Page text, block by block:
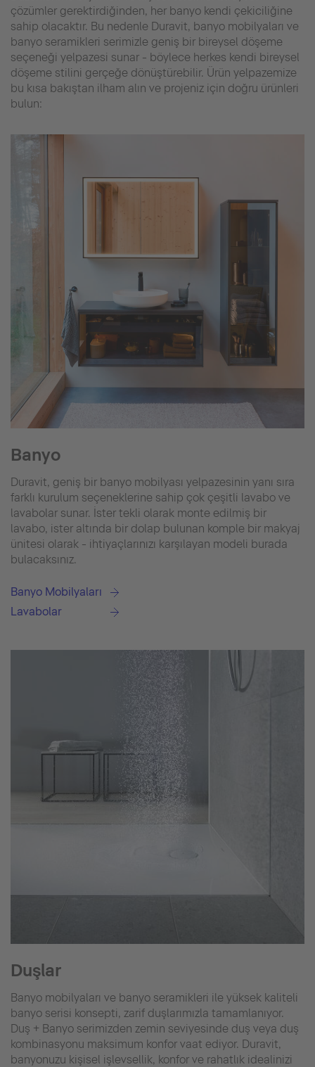
çözümler gerektirdiğinden, her banyo kendi çekiciliğine
sahip olacaktır. Bu nedenle Duravit, banyo mobilyaları ve
banyo seramikleri serimizle geniş bir bireysel döşeme
seçeneği yelpazesi sunar - böylece herkes kendi bireysel
döşeme stilini gerçeğe dönüştürebilir. Ürün yelpazemize
bu kısa bakıştan ilham alın ve projeniz için doğru ürünleri
bulun:
Banyo
Duravit, geniş bir banyo mobilyası yelpazesinin yanı sıra
farklı kurulum seçeneklerine sahip çok çeşitli lavabo ve
lavabolar sunar. İster tekli olarak monte edilmiş bir
lavabo, ister altında bir dolap bulunan komple bir makyaj
ünitesi olarak - ihtiyaçlarınızı karşılayan modeli burada
bulacaksınız.
Banyo Mobilyaları
Lavabolar
Duşlar
Banyo mobilyaları ve banyo seramikleri ile yüksek kaliteli
banyo serisi konsepti, zarif duşlarımızla tamamlanıyor.
Duş + Banyo serimizden zemin seviyesinde duş veya duş
kombinasyonu maksimum konfor vaat ediyor. Duravit,
banyonuzu kişisel işlevsellik, konfor ve rahatlık idealinizi